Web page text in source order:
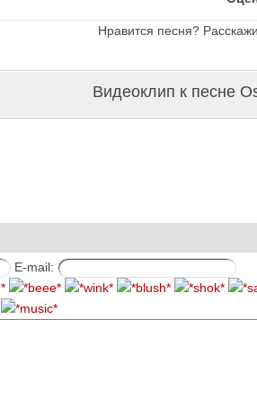
Нравится песня?
Видеоклип к песне
E-mail: